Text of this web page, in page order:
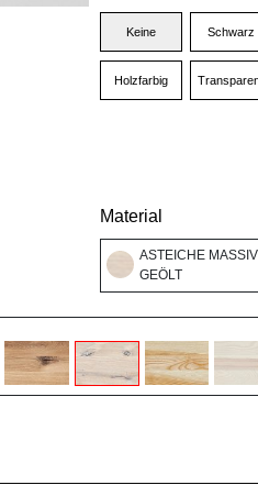
Keine Schwarz
Holzfarbig
Material
ASTEICHE
GEÖLT